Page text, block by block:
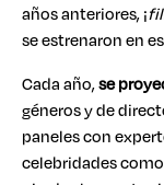
años anteriores, ¡
se estrenaron en
Cada año,se
géneros y de
paneles con
celebridades como